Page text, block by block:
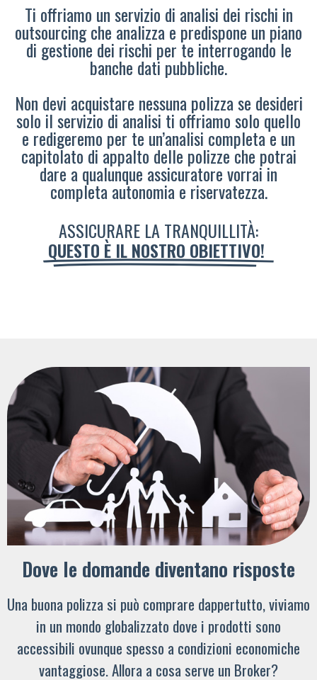
Ti offriamo un servizio di analisi dei rischi in
outsourcing che analizza e predispone un piano
di gestione dei rischi per te interrogando le
banche dati pubbliche.
Non devi acquistare nessuna polizza se desideri
solo il servizio di analisi ti offriamo solo quello
e redigeremo per te un’analisi completa e un
capitolato di appalto delle polizze che potrai
dare a qualunque assicuratore vorrai in
completa autonomia e riservatezza.
ASSICURARE LA TRANQUILLITÀ:
QUESTO È IL NOSTRO OBIETTIVO!
Dove le domande diventano risposte
Una buona polizza si può comprare dappertutto, viviamo
in un mondo globalizzato dove i prodotti sono
accessibili ovunque spesso a condizioni economiche
vantaggiose. Allora a cosa serve un Broker?